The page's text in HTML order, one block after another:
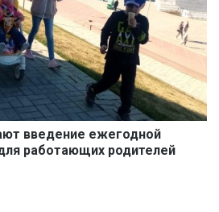
введение ежегодной
работающих родителей